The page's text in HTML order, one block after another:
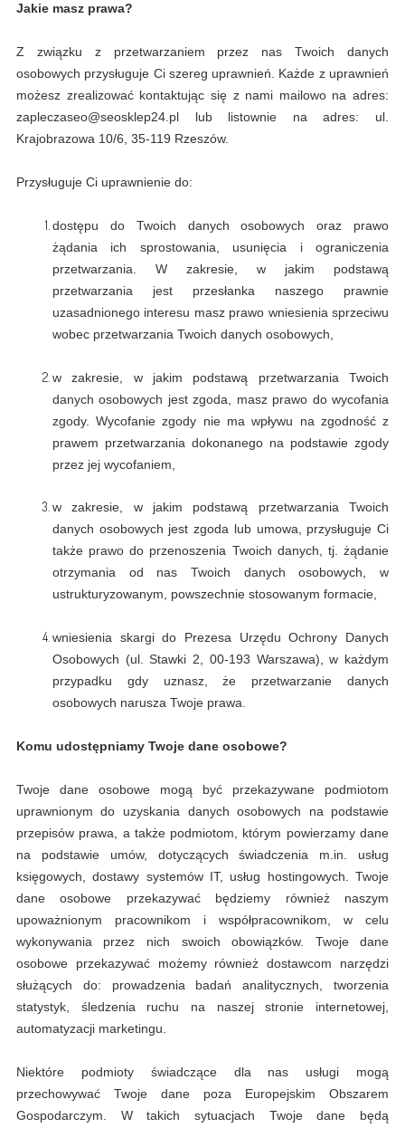
Jakie masz prawa?
Z związku z przetwarzaniem przez nas Twoich danych
osobowych przysługuje Ci szereg uprawnień. Każde z uprawnień
możesz zrealizować kontaktując się z nami mailowo na adres:
zapleczaseo@seosklep24.pl lub listownie na adres: ul.
Krajobrazowa 10/6, 35-119 Rzeszów.
Przysługuje Ci uprawnienie do:
dostępu do Twoich danych osobowych oraz prawo
żądania ich sprostowania, usunięcia i ograniczenia
przetwarzania. W zakresie, w jakim podstawą
przetwarzania jest przesłanka naszego prawnie
uzasadnionego interesu masz prawo wniesienia sprzeciwu
wobec przetwarzania Twoich danych osobowych,
w zakresie, w jakim podstawą przetwarzania Twoich
danych osobowych jest zgoda, masz prawo do wycofania
zgody. Wycofanie zgody nie ma wpływu na zgodność z
prawem przetwarzania dokonanego na podstawie zgody
przez jej wycofaniem,
w zakresie, w jakim podstawą przetwarzania Twoich
danych osobowych jest zgoda lub umowa, przysługuje Ci
także prawo do przenoszenia Twoich danych, tj. żądanie
otrzymania od nas Twoich danych osobowych, w
ustrukturyzowanym, powszechnie stosowanym formacie,
wniesienia skargi do Prezesa Urzędu Ochrony Danych
Osobowych (ul. Stawki 2, 00-193 Warszawa), w każdym
przypadku gdy uznasz, że przetwarzanie danych
osobowych narusza Twoje prawa.
Komu udostępniamy Twoje dane osobowe?
Twoje dane osobowe mogą być przekazywane podmiotom
uprawnionym do uzyskania danych osobowych na podstawie
przepisów prawa, a także podmiotom, którym powierzamy dane
na podstawie umów, dotyczących świadczenia m.in. usług
księgowych, dostawy systemów IT, usług hostingowych. Twoje
dane osobowe przekazywać będziemy również naszym
upoważnionym pracownikom i współpracownikom, w celu
wykonywania przez nich swoich obowiązków. Twoje dane
osobowe przekazywać możemy również dostawcom narzędzi
służących do: prowadzenia badań analitycznych, tworzenia
statystyk, śledzenia ruchu na naszej stronie internetowej,
automatyzacji marketingu.
Niektóre podmioty świadczące dla nas usługi mogą
przechowywać Twoje dane poza Europejskim Obszarem
Gospodarczym. W takich sytuacjach Twoje dane będą